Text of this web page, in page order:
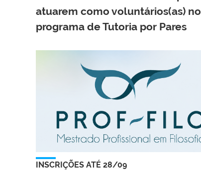
atuarem como voluntários(as) no
programa de Tutoria por Pares
INSCRIÇÕES ATÉ 28/09